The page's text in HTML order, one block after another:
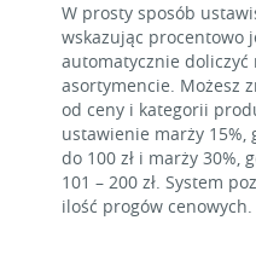
W prosty sposób
wskazując procentowo
automatycznie doliczyć
asortymencie. Możesz
od ceny i kategorii
ustawienie marży
do 100 zł i marży 30%,
101 – 200 zł. System
ilość progów cenowych.